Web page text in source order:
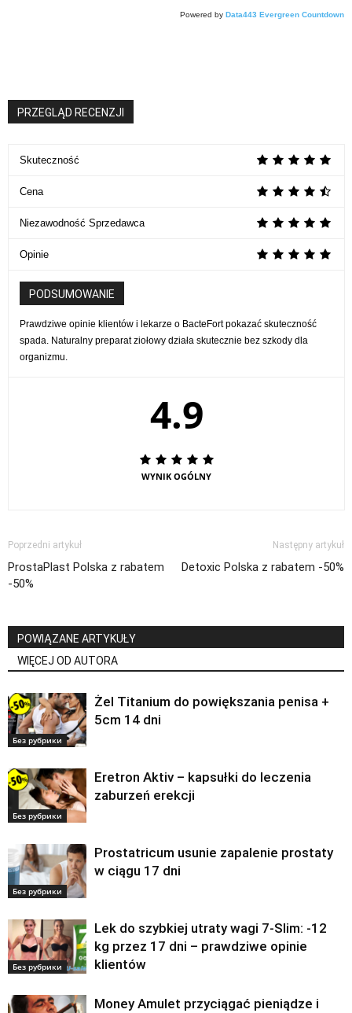
Powered by Data443 Evergreen Countdown
PRZEGLĄD RECENZJI
Skuteczność
Cena
Niezawodność Sprzedawca
Opinie
PODSUMOWANIE
Prawdziwe opinie klientów i lekarze o BacteFort pokazać skuteczność
spada. Naturalny preparat ziołowy działa skutecznie bez szkody dla
organizmu.
4.9
WYNIK OGÓLNY
Poprzedni artykuł
ProstaPlast Polska z rabatem
-50%
Następny artykuł
Detoxic Polska z rabatem -50%
POWIĄZANE ARTYKUŁY
WIĘCEJ OD AUTORA
Без рубрики
Żel Titanium do powiększania penisa +
5cm 14 dni
Без рубрики
Eretron Aktiv – kapsułki do leczenia
zaburzeń erekcji
Без рубрики
Prostatricum usunie zapalenie prostaty
w ciągu 17 dni
Без рубрики
Lek do szybkiej utraty wagi 7-Slim: -12
kg przez 17 dni – prawdziwe opinie
klientów
Money Amulet przyciągać pieniądze i